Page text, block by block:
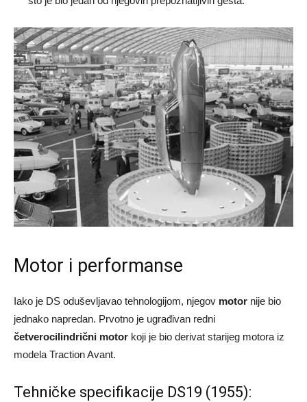
Motor i performanse
Iako je DS oduševljavao tehnologijom, njegov motor nije bio
jednako napredan. Prvotno je ugrađivan redni
četverocilindrični motor koji je bio derivat starijeg motora iz
modela Traction Avant.
Tehničke specifikacije DS19 (1955):